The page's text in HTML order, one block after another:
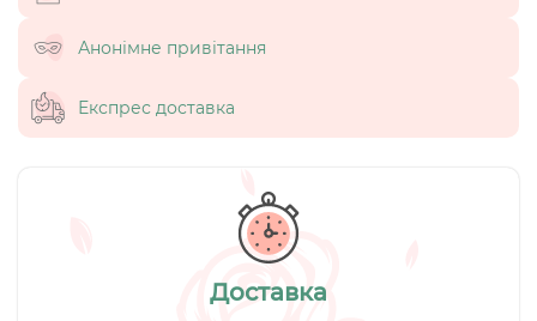
Анонімне привітання
Експрес доставка
Доставка